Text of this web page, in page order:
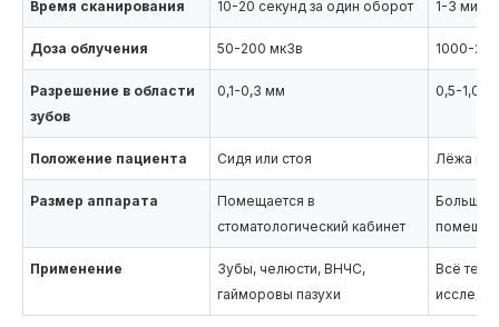
Время сканирования 10-20 секунд за один оборот 1-3
Доза облучения 50-200 мкЗв 1000-
Разрешение в области
зубов
0,1-0,3 мм 0,5-1,0
Положение пациента Сидя или стоя Лёжа в
Размер аппарата
Помещается в
стоматологический кабинет
Большая
Применение
Зубы, челюсти, ВНЧС,
гайморовы пазухи
Всё